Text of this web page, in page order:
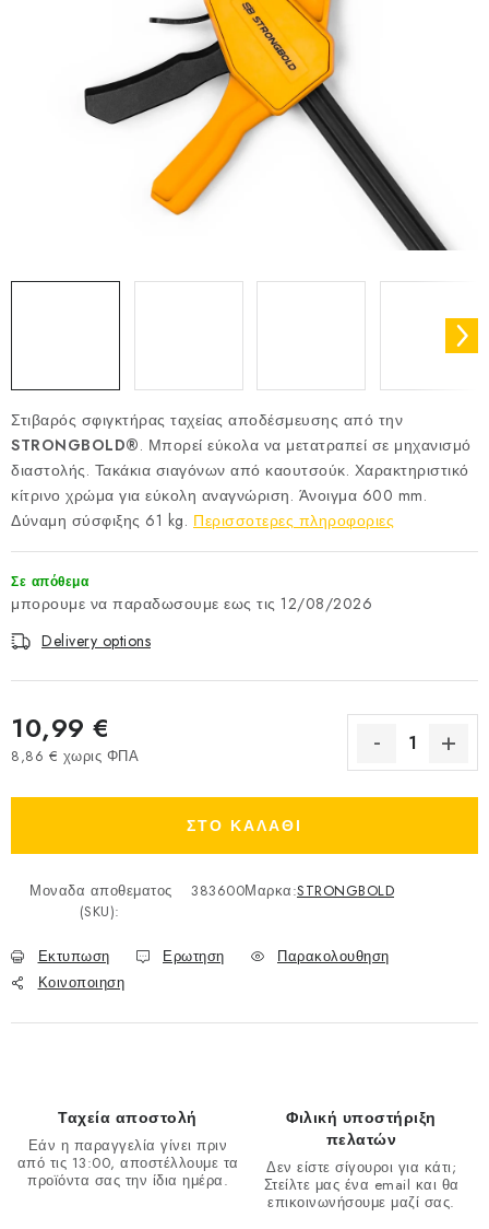
Στιβαρός σφιγκτήρας ταχείας αποδέσμευσης από την
STRONGBOLD®. Μπορεί εύκολα να μετατραπεί σε μηχανισμό
διαστολής. Τακάκια σιαγόνων από καουτσούκ. Χαρακτηριστικό
κίτρινο χρώμα για εύκολη αναγνώριση. Άνοιγμα 600 mm.
Δύναμη σύσφιξης 61 kg. Περισσοτερες πληροφοριες
Σε απόθεμα
12/08/2026
Delivery options
10,99 €
8,86 € χωρις ΦΠΑ
ΣΤΟ ΚΑΛΑΘΙ
Μοναδα αποθεματος
(SKU):
383600Μαρκα:STRONGBOLD
Εκτυπωση Ερωτηση
Παρακολουθηση
Κοινοποιηση
Ταχεία αποστολή
Εάν η παραγγελία γίνει πριν
από τις 13:00, αποστέλλουμε τα
προϊόντα σας την ίδια ημέρα.
Φιλική υποστήριξη
πελατών
Δεν είστε σίγουροι για κάτι;
Στείλτε μας ένα email και θα
επικοινωνήσουμε μαζί σας.